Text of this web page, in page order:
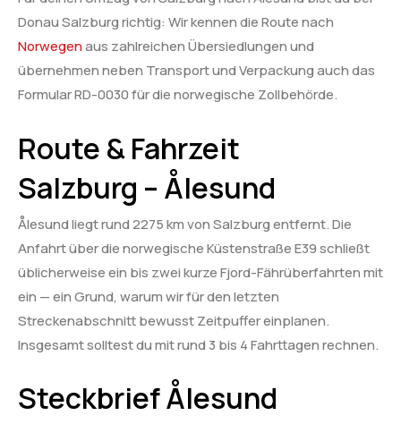
Donau Salzburg richtig: Wir kennen die Route nach
Norwegenaus zahlreichen Übersiedlungen und
übernehmen neben Transport und Verpackung auch das
Formular RD-0030 für die norwegische Zollbehörde.
Route & Fahrzeit
Salzburg – Ålesund
Ålesund liegt rund 2275 km von Salzburg entfernt. Die
Anfahrt über die norwegische Küstenstraße E39 schließt
üblicherweise ein bis zwei kurze Fjord-Fährüberfahrten mit
ein — ein Grund, warum wir für den letzten
Streckenabschnitt bewusst Zeitpuffer einplanen.
Insgesamt solltest du mit rund 3 bis 4 Fahrttagen rechnen.
Steckbrief Ålesund